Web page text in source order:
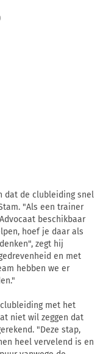
dat de clubleiding snel
"Als een trainer
beschikbaar
hoef je daar als
zegt hij
en met
hebben we er
met het
niet wil zeggen dat
"Deze stap,
heel vervelend is en